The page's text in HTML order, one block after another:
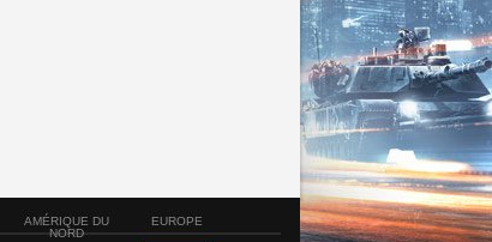
AMÉRIQUE DU
NORD
EUROPE